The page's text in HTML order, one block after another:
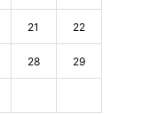
21 22
28 29